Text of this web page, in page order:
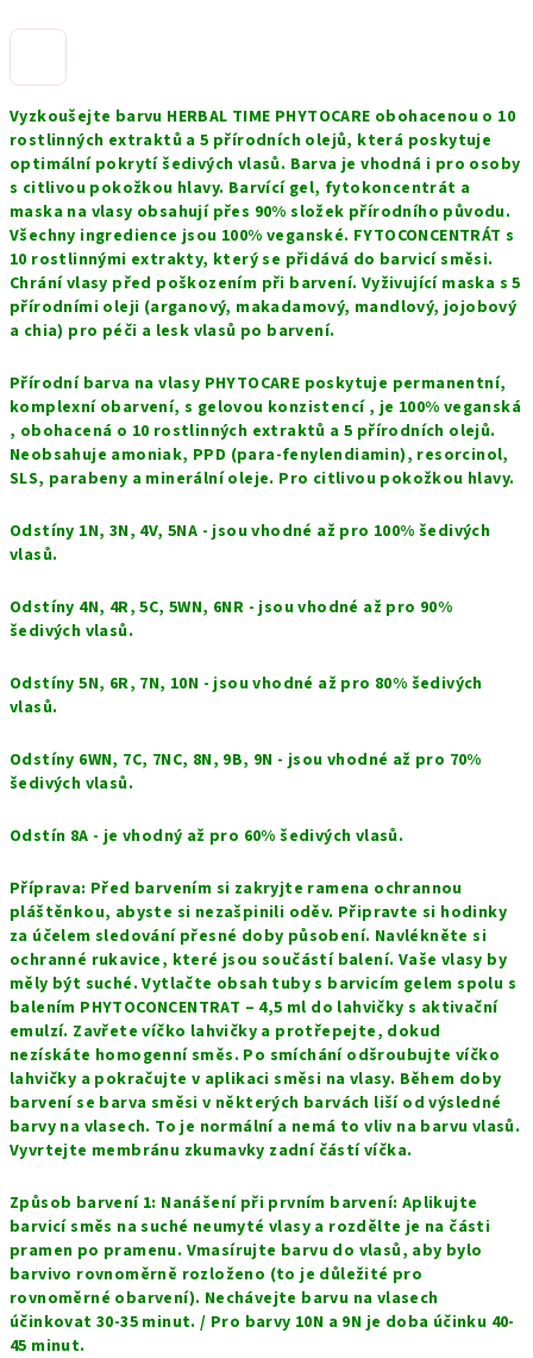
Vyzkoušejte barvu HERBAL TIME PHYTOCARE obohacenou o 10
rostlinných extraktů a 5 přírodních olejů, která poskytuje
optimální pokrytí šedivých vlasů. Barva je vhodná i pro osoby
s citlivou pokožkou hlavy. Barvící gel, fytokoncentrát a
maska na vlasy obsahují přes 90% složek přírodního původu.
Všechny ingredience jsou 100% veganské. FYTOCONCENTRÁT s
10 rostlinnými extrakty, který se přidává do barvicí směsi.
Chrání vlasy před poškozením při barvení. Vyživující maska s 5
přírodními oleji (arganový, makadamový, mandlový, jojobový
a chia) pro péči a lesk vlasů po barvení.
Přírodní barva na vlasy PHYTOCARE poskytuje permanentní,
komplexní obarvení, s gelovou konzistencí ,je 100% veganská
, obohacená o 10 rostlinných extraktů a 5 přírodních olejů.
Neobsahuje amoniak, PPD (para-fenylendiamin), resorcinol,
SLS, parabeny a minerální oleje. Pro citlivou pokožkou hlavy.
Odstíny 1N, 3N, 4V, 5NA - jsou vhodné až pro 100% šedivých
vlasů.
Odstíny 4N, 4R, 5C, 5WN, 6NR - jsou vhodné až pro 90%
šedivých vlasů.
Odstíny 5N, 6R, 7N, 10N - jsou vhodné až pro 80% šedivých
vlasů.
Odstíny 6WN, 7C, 7NC, 8N, 9B, 9N - jsou vhodné až pro 70%
šedivých vlasů.
Odstín 8A - je vhodný až pro 60% šedivých vlasů.
Příprava: Před barvením si zakryjte ramena ochrannou
pláštěnkou, abyste si nezašpinili oděv. Připravte si hodinky
za účelem sledování přesné doby působení. Navlékněte si
ochranné rukavice, které jsou součástí balení. Vaše vlasy by
měly být suché. Vytlačte obsah tuby s barvicím gelem spolu s
balením PHYTOCONCENTRAT – 4,5 ml do lahvičky s aktivační
emulzí. Zavřete víčko lahvičky a protřepejte, dokud
nezískáte homogenní směs. Po smíchání odšroubujte víčko
lahvičky a pokračujte v aplikaci směsi na vlasy. Během doby
barvení se barva směsi v některých barvách liší od výsledné
barvy na vlasech. To je normální a nemá to vliv na barvu vlasů.
Vyvrtejte membránu zkumavky zadní částí víčka.
Způsob barvení 1: Nanášení při prvním barvení: Aplikujte
barvicí směs na suché neumyté vlasy a rozdělte je na části
pramen po pramenu. Vmasírujte barvu do vlasů, aby bylo
barvivo rovnoměrně rozloženo (to je důležité pro
rovnoměrné obarvení). Nechávejte barvu na vlasech
účinkovat 30-35 minut. / Pro barvy 10N a 9N je doba účinku 40-
45 minut.